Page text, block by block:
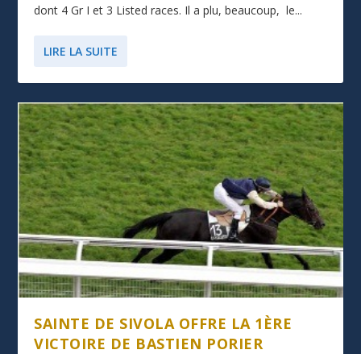
dont 4 Gr I et 3 Listed races. Il a plu, beaucoup, le...
LIRE LA SUITE
SAINTE DE SIVOLA OFFRE LA 1ÈRE
VICTOIRE DE BASTIEN PORIER